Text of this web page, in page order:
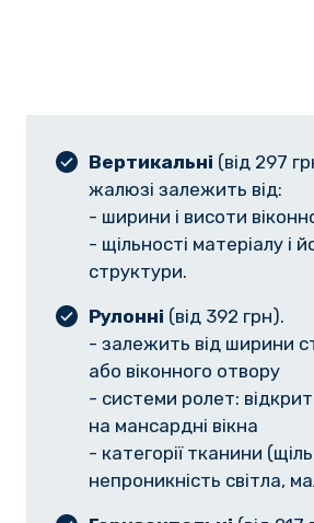
Вертикальні (від 297
жалюзі залежить від:
- ширини і висоти
- щільності матеріалу і
структури.
Рулонні (від 392 грн).
- залежить від ширини
або віконного отвору
- системи ролет:
на мансардні вікна
- категорії тканини
непроникність світла,